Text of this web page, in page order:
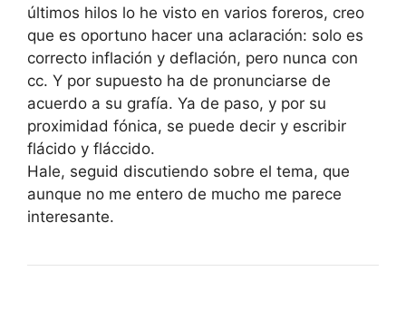
últimos hilos lo he visto en varios foreros, creo
que es oportuno hacer una aclaración: solo es
correcto inflación y deflación, pero nunca con
cc. Y por supuesto ha de pronunciarse de
acuerdo a su grafía. Ya de paso, y por su
proximidad fónica, se puede decir y escribir
flácido y fláccido.
Hale, seguid discutiendo sobre el tema, que
aunque no me entero de mucho me parece
interesante.